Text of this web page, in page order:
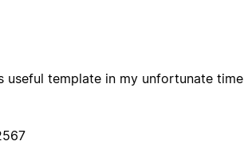
useful template in my unfortunate time